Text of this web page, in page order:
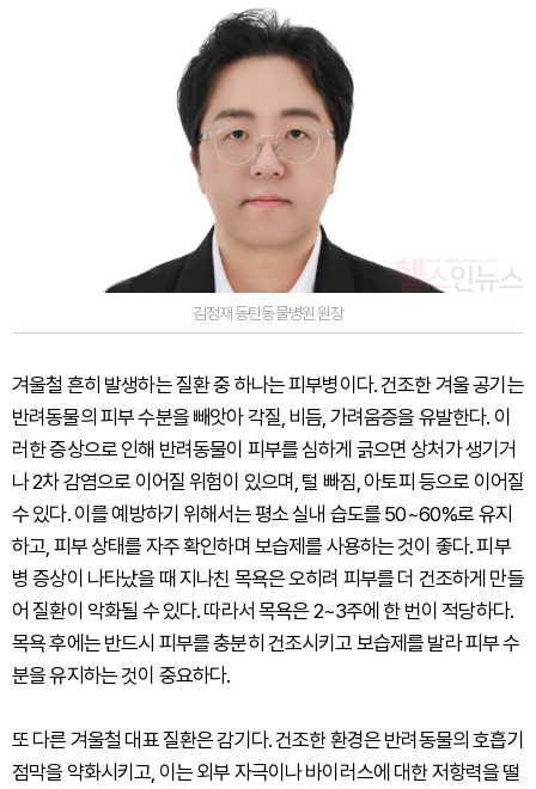
김정재 동탄동물병원 원장
겨울철 흔히 발생하는 질환 중 하나는 피부병이다. 건조한 겨울 공기는
반려동물의 피부 수분을 빼앗아 각질, 비듬, 가려움증을 유발한다. 이
러한 증상으로 인해 반려동물이 피부를 심하게 긁으면 상처가 생기거
나 2차 감염으로 이어질 위험이 있으며, 털 빠짐, 아토피 등으로 이어질
수 있다. 이를 예방하기 위해서는 평소 실내 습도를 50~60%로 유지
하고, 피부 상태를 자주 확인하며 보습제를 사용하는 것이 좋다. 피부
병 증상이 나타났을 때 지나친 목욕은 오히려 피부를 더 건조하게 만들
어 질환이 악화될 수 있다. 따라서 목욕은 2~3주에 한 번이 적당하다.
목욕 후에는 반드시 피부를 충분히 건조시키고 보습제를 발라 피부 수
분을 유지하는 것이 중요하다.
또 다른 겨울철 대표 질환은 감기다. 건조한 환경은 반려동물의 호흡기
점막을 약화시키고, 이는 외부 자극이나 바이러스에 대한 저항력을 떨